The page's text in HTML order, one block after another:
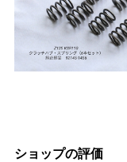
ショップの評価